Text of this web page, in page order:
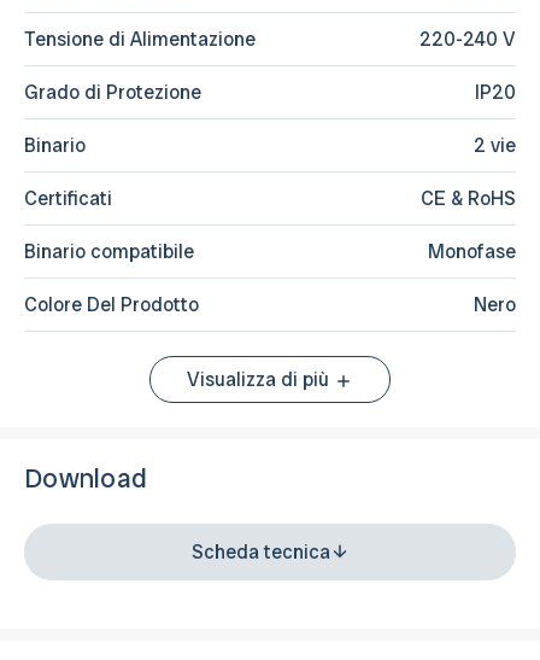
Tensione di Alimentazione 220-240 V
Grado di Protezione IP20
Binario 2 vie
Certificati CE & RoHS
Binario compatibile Monofase
Colore Del Prodotto Nero
Visualizza di più
Download
Scheda tecnica